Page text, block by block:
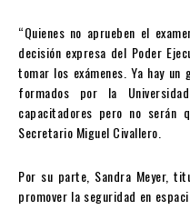
“Quienes no aprueben el
decisión expresa del Poder
tomar los exámenes. Ya hay
formados por la
capacitadores pero no serán
Secretario Miguel Civallero.
Por su parte, Sandra Meyer,
promover la seguridad en